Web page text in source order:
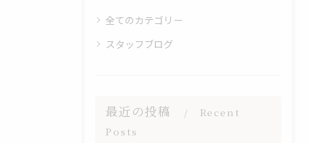
全てのカテゴリー
スタッフブログ
最近の投稿
Recent
Posts